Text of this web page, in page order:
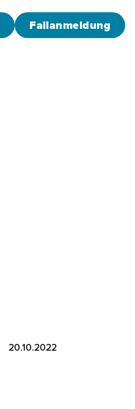
Fallanmeldung
20.10.2022